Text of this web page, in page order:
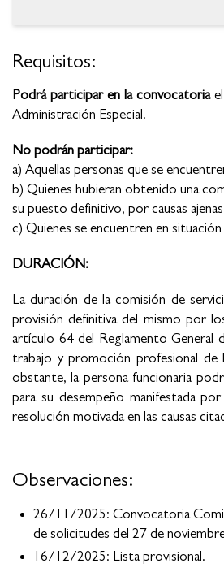
Requisitos:
Podrá participar en la convocatoriael
Administración Especial.
No podrán participar:
a) Aquellas personas que se
b) Quienes hubieran obtenido una
su puesto definitivo, por causas ajenas
c) Quienes se encuentren en
DURACIÓN:
La duración de la comisión de
provisión definitiva del mismo por
artículo 64 del Reglamento General
trabajo y promoción profesional
obstante, la persona funcionaria
para su desempeño manifestada
resolución motivada en las causas
Observaciones:
26/11/2025: Convocatoria
de solicitudes del 27 de
16/12/2025: Lista provisional.